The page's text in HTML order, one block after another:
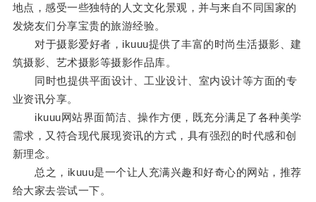
地点，感受一些独特的人文文化景观，并与来自不同国家的
发烧友们分享宝贵的旅游经验。
对于摄影爱好者，ikuuu提供了丰富的时尚生活摄影、建
筑摄影、艺术摄影等摄影作品库。
同时也提供平面设计、工业设计、室内设计等方面的专
业资讯分享。
ikuuu网站界面简洁、操作方便，既充分满足了各种美学
需求，又符合现代展现资讯的方式，具有强烈的时代感和创
新理念。
总之，ikuuu是一个让人充满兴趣和好奇心的网站，推荐
给大家去尝试一下。